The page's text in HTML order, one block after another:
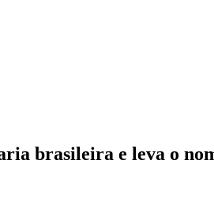
brasileira e leva o